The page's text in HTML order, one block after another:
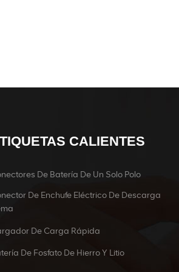
CALIENTES
De Batería De Un Solo Polo
De Enchufe Eléctrico De Descarga
De Carga Rápida
De Fosfato De Hierro Y Litio